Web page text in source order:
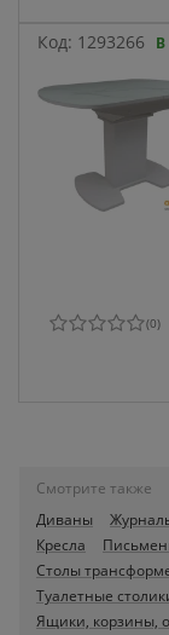
Код: 1293266
(0)
Смотрите также
Диваны
Кресла
Столы
Туалетные
Ящики, корзины,